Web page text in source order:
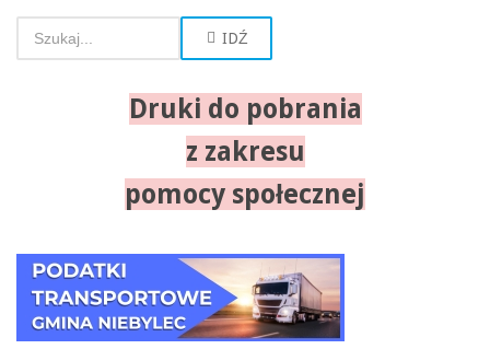
IDŹ
Druki do pobrania
z zakresu
pomocy społecznej